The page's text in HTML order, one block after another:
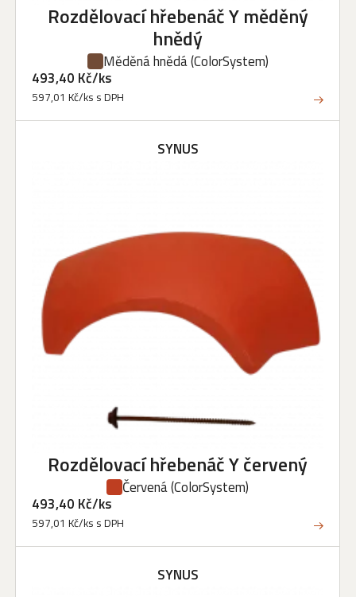
Rozdělovací hřebenáč Y měděný
hnědý
Měděná hnědá(ColorSystem)
493,40 Kč/ks
597,01 Kč/ks s DPH
SYNUS
Rozdělovací hřebenáč Y červený
Červená(ColorSystem)
493,40 Kč/ks
597,01 Kč/ks s DPH
SYNUS